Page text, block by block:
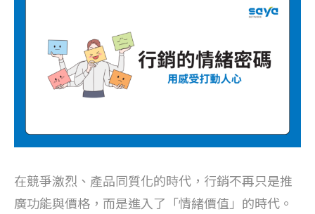
在競爭激烈、產品同質化的時代，行銷不再只是推
廣功能與價格，而是進入了「情緒價值」的時代。